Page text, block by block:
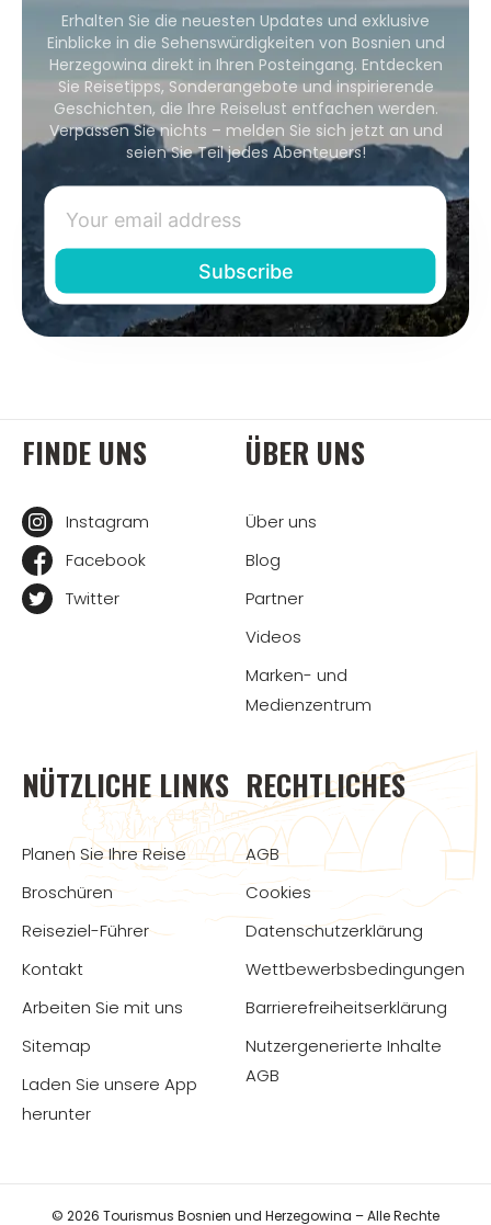
Erhalten Sie die neuesten Updates und exklusive
Einblicke in die Sehenswürdigkeiten von Bosnien und
Herzegowina direkt in Ihren Posteingang. Entdecken
Sie Reisetipps, Sonderangebote und inspirierende
Geschichten, die Ihre Reiselust entfachen werden.
Verpassen Sie nichts – melden Sie sich jetzt an und
seien Sie Teil jedes Abenteuers!
FINDE UNS
Instagram
Facebook
Twitter
ÜBER UNS
Über uns
Blog
Partner
Videos
Marken- und
Medienzentrum
NÜTZLICHE LINKS
Planen Sie Ihre Reise
Broschüren
Reiseziel-Führer
Kontakt
Arbeiten Sie mit uns
Sitemap
Laden Sie unsere App
herunter
RECHTLICHES
AGB
Cookies
Datenschutzerklärung
Wettbewerbsbedingungen
Barrierefreiheitserklärung
Nutzergenerierte Inhalte
AGB
© 2026 Tourismus Bosnien und Herzegowina – Alle Rechte